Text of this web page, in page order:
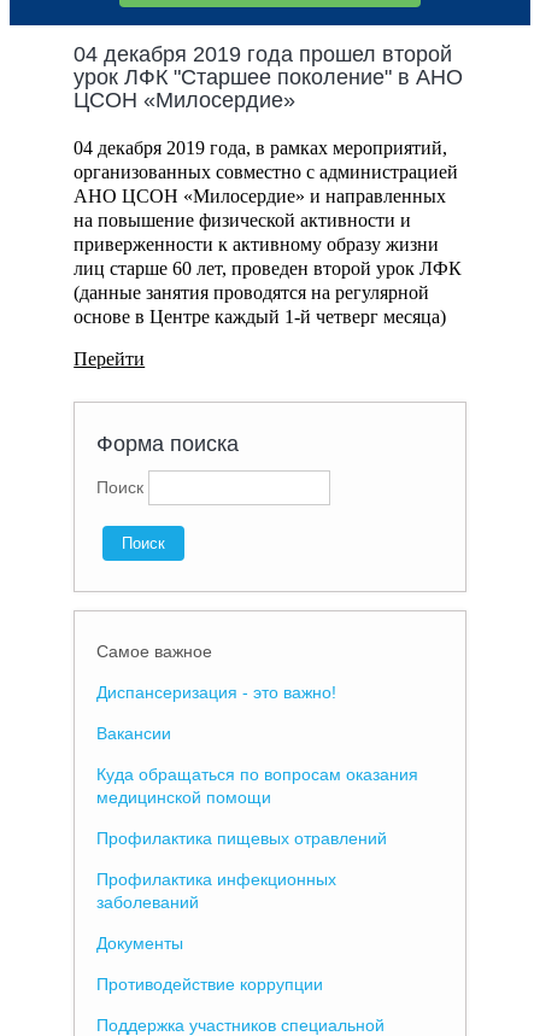
04 декабря 2019 года прошел второй
урок ЛФК "Старшее поколение" в АНО
ЦСОН «Милосердие»
04 декабря 2019 года, врамках мероприятий,
организованных совместно с администрацией
АНО ЦСОН «Милосердие» и направленных
на повышение физической активности и
приверженности к активному образу жизни
лиц старше 60 лет, проведен второй урок ЛФК
(данные занятия проводятся на регулярной
основе в Центре каждый 1-й четверг месяца)
Перейти
Форма поиска
Поиск
Самое важное
Диспансеризация - это важно!
Вакансии
Куда обращаться по вопросам оказания
медицинской помощи
Профилактика пищевых отравлений
Профилактика инфекционных
заболеваний
Документы
Противодействие коррупции
Поддержка участников специальной